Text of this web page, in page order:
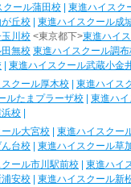
クール蒲田校 東進ハイスク
丘校 東進ハイスクール成
川校 <東京都下>東進ハイ
無校 東進ハイスクール調
東進ハイスクール武蔵小金
クール厚木校 東進ハイス
ルたまプラーザ校 東進ハ
校
ル大宮校 東進ハイスクー
台校 東進ハイスクール草
ール市川駅前校 東進ハイ
安校 東進ハイスクール新